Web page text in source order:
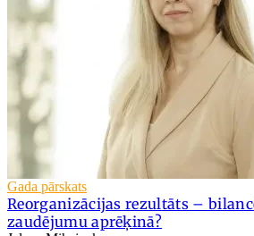
Gada pārskats
Reorganizācijas rezultāts –
zaudējumu aprēķinā?